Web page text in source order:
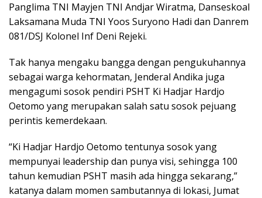
Panglima TNI Mayjen TNI Andjar Wiratma, Danseskoal
Laksamana Muda TNI Yoos Suryono Hadi dan Danrem
081/DSJ Kolonel Inf Deni Rejeki.
Tak hanya mengaku bangga dengan pengukuhannya
sebagai warga kehormatan, Jenderal Andika juga
mengagumi sosok pendiri PSHT Ki Hadjar Hardjo
Oetomo yang merupakan salah satu sosok pejuang
perintis kemerdekaan.
“Ki Hadjar Hardjo Oetomo tentunya sosok yang
mempunyai leadership dan punya visi, sehingga 100
tahun kemudian PSHT masih ada hingga sekarang,”
katanya dalam momen sambutannya di lokasi, Jumat